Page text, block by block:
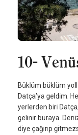
10-
Büklüm büklüm
Datça’ya geldim.
yerlerden biri
gelinir buraya.
diye çağırıp